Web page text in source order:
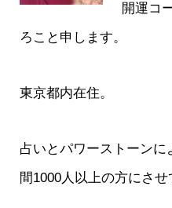
開運コ
ろこと申します。
東京都内在住。
占いとパワーストーン
間1000人以上の方にさせ